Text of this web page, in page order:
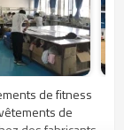
de fitness
de